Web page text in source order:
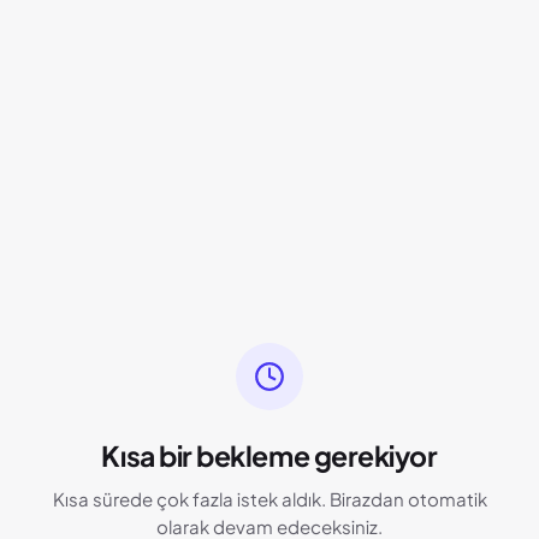
Kısa bir bekleme gerekiyor
Kısa sürede çok fazla istek aldık. Birazdan otomatik
olarak devam edeceksiniz.